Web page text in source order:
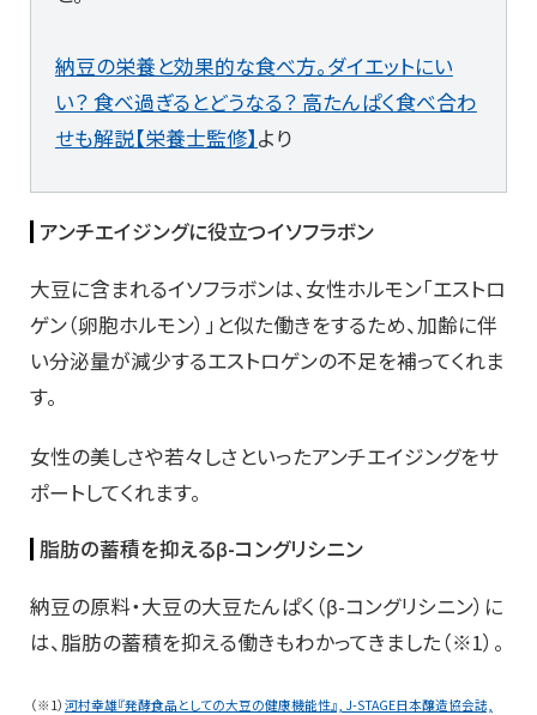
納豆の栄養と効果的な食べ方。ダイエットにい
い？ 食べ過ぎるとどうなる？ 高たんぱく食べ合わ
せも解説【栄養士監修】より
アンチエイジングに役立つイソフラボン
大豆に含まれるイソフラボンは、女性ホルモン「エストロ
ゲン（卵胞ホルモン）」と似た働きをするため、加齢に伴
い分泌量が減少するエストロゲンの不足を補ってくれま
す。
女性の美しさや若々しさといったアンチエイジングをサ
ポートしてくれます。
脂肪の蓄積を抑えるβ-コングリシニン
納豆の原料・大豆の大豆たんぱく（β-コングリシニン）に
は、脂肪の蓄積を抑える働きもわかってきました（※1）。
（※1） 河村幸雄『発酵食品としての大豆の健康機能性』, J-STAGE日本醸造協会誌,